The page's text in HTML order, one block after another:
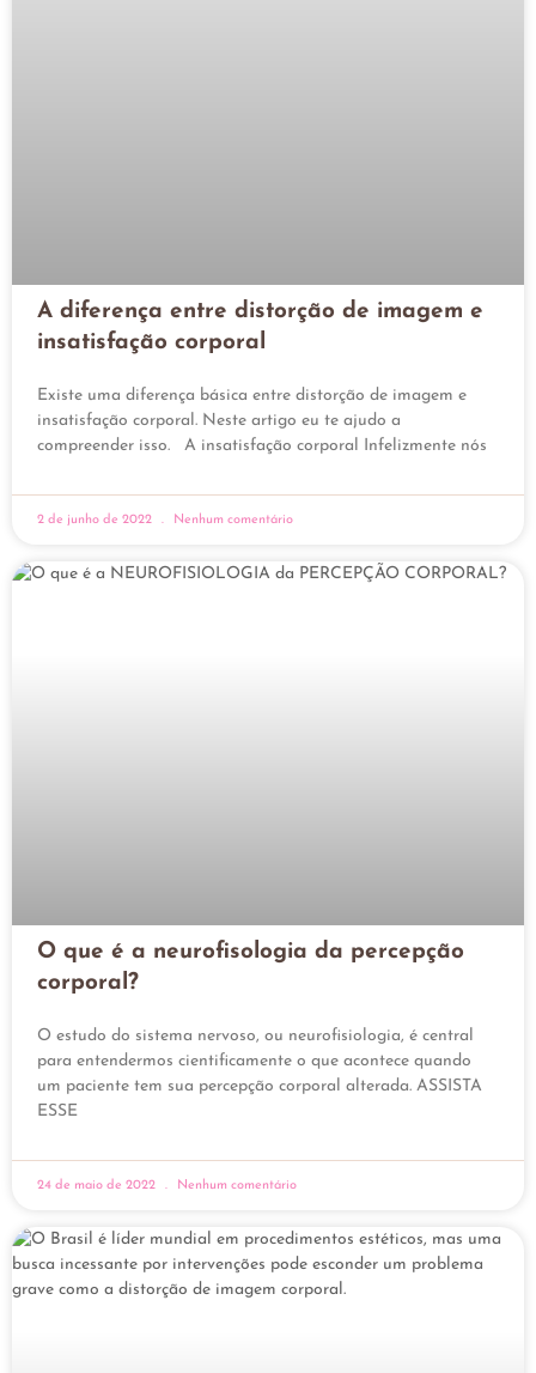
A diferença entre distorção de imagem e
insatisfação corporal
Existe uma diferença básica entre distorção de imagem e
insatisfação corporal. Neste artigo eu te ajudo a
compreender isso. A insatisfação corporal Infelizmente nós
2 de junho de 2022 Nenhum comentário
O que é a neurofisologia da percepção
corporal?
O estudo do sistema nervoso, ou neurofisiologia, é central
para entendermos cientificamente o que acontece quando
um paciente tem sua percepção corporal alterada. ASSISTA
ESSE
24 de maio de 2022 Nenhum comentário